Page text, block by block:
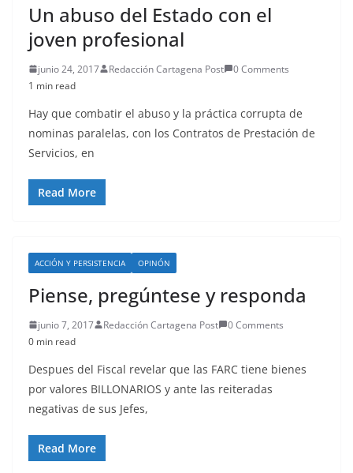
Un abuso del Estado con el
joven profesional
junio 24, 2017 Redacción Cartagena Post
0 Comments
1 min read
Hay que combatir el abuso y la práctica corrupta de
nominas paralelas, con los Contratos de Prestación de
Servicios, en
Read More
ACCIÓN Y PERSISTENCIA OPINÓN
Piense, pregúntese y responda
junio 7, 2017 Redacción Cartagena Post
0 Comments
0 min read
Despues del Fiscal revelar que las FARC tiene bienes
por valores BILLONARIOS y ante las reiteradas
negativas de sus Jefes,
Read More